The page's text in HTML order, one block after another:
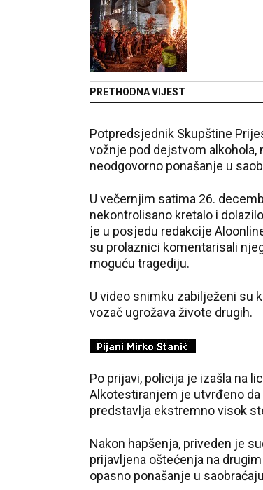
PRETHODNA VIJEST
Potpredsjednik Skupštine
vožnje pod dejstvom
neodgovorno ponašanje u
U večernjim satima 26.
nekontrolisano kretalo i
je u posjedu redakcije
su prolaznici komentarisali
moguću tragediju.
U video snimku zabilježeni su
vozač ugrožava živote drugih.
Po prijavi, policija je izašla na
Alkotestiranjem je utvrđeno da
predstavlja ekstremno visok
Nakon hapšenja, priveden je
prijavljena oštećenja na
opasno ponašanje u